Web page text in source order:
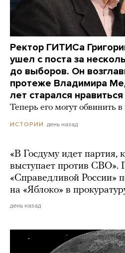
Ректор ГИТИСа
ушел с поста за
до выборов. Он
протеже Владимира
лет старался
Теперь его могут обвинить
ИСТОРИИ день назад
«В Госдуму идет партия,
выступает против СВО».
«Справедливой России»
на «Яблоко» в
день назад